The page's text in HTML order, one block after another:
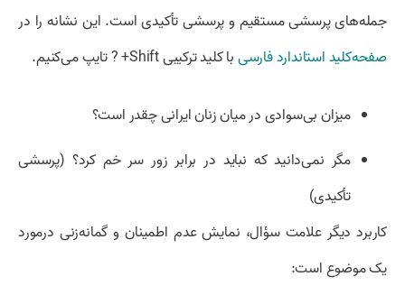
جمله‌های پرسشی مستقیم و پرسشی تأکیدی است. این نشانه را در
صفحه‌کلید استاندارد فارسیبا کلید ترکیبی Shift+ ? تایپ می‌کنیم.
میزان بی‌سوادی در میان زنان ایرانی چقدر است؟
مگر نمی‌دانید که نباید در برابر زور سر خم کرد؟ (پرسشی
تأکیدی)
کاربرد دیگر علامت سؤال، نمایش عدم اطمینان و گمانه‌زنی درمورد
یک موضوع است: